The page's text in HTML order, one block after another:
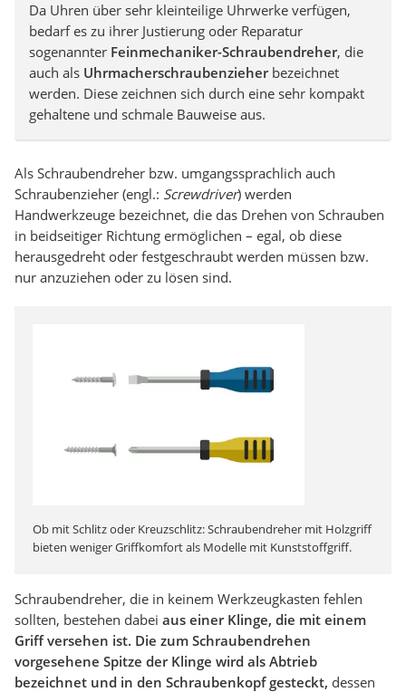
Da Uhren über sehr kleinteilige Uhrwerke verfügen,
bedarf es zu ihrer Justierung oder Reparatur
sogenannter Feinmechaniker-Schraubendreher, die
auch als Uhrmacherschraubenzieherbezeichnet
werden. Diese zeichnen sich durch eine sehr kompakt
gehaltene und schmale Bauweise aus.
Als Schraubendreher bzw. umgangssprachlich auch
Schraubenzieher (engl.: Screwdriver) werden
Handwerkzeuge bezeichnet, die das Drehen von Schrauben
in beidseitiger Richtung ermöglichen – egal, ob diese
herausgedreht oder festgeschraubt werden müssen bzw.
nur anzuziehen oder zu lösen sind.
Ob mit Schlitz oder Kreuzschlitz: Schraubendreher mit Holzgriff
bieten weniger Griffkomfort als Modelle mit Kunststoffgriff.
Schraubendreher, die in keinem Werkzeugkasten fehlen
sollten, bestehen dabei aus einer Klinge, die mit einem
Griff versehen ist. Die zum Schraubendrehen
vorgesehene Spitze der Klinge wird als Abtrieb
bezeichnet und in den Schraubenkopf gesteckt, dessen